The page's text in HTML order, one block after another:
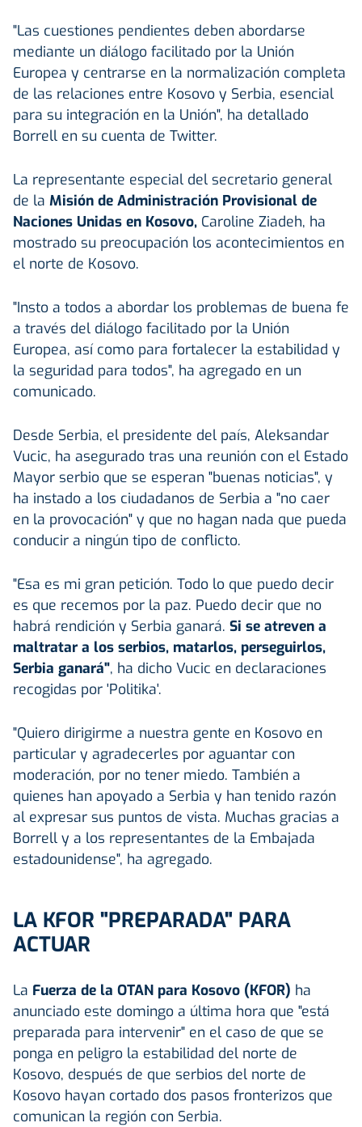
"Las cuestiones pendientes deben abordarse
mediante un diálogo facilitado por la Unión
Europea y centrarse en la normalización completa
de las relaciones entre Kosovo y Serbia, esencial
para su integración en la Unión", ha detallado
Borrell en su cuenta de Twitter.
La representante especial del secretario general
de la Misión de Administración Provisional de
Naciones Unidas en Kosovo, Caroline Ziadeh, ha
mostrado su preocupación los acontecimientos en
el norte de Kosovo.
"Insto a todos a abordar los problemas de buena fe
a través del diálogo facilitado por la Unión
Europea, así como para fortalecer la estabilidad y
la seguridad para todos", ha agregado en un
comunicado.
Desde Serbia, el presidente del país, Aleksandar
Vucic, ha asegurado tras una reunión con el Estado
Mayor serbio que se esperan "buenas noticias", y
ha instado a los ciudadanos de Serbia a "no caer
en la provocación" y que no hagan nada que pueda
conducir a ningún tipo de conflicto.
"Esa es mi gran petición. Todo lo que puedo decir
es que recemos por la paz. Puedo decir que no
habrá rendición y Serbia ganará. Si se atreven a
maltratar a los serbios, matarlos, perseguirlos,
Serbia ganará", ha dicho Vucic en declaraciones
recogidas por 'Politika'.
"Quiero dirigirme a nuestra gente en Kosovo en
particular y agradecerles por aguantar con
moderación, por no tener miedo. También a
quienes han apoyado a Serbia y han tenido razón
al expresar sus puntos de vista. Muchas gracias a
Borrell y a los representantes de la Embajada
estadounidense", ha agregado.
LA KFOR "PREPARADA" PARA
ACTUAR
La Fuerza de la OTAN para Kosovo (KFOR) ha
anunciado este domingo a última hora que "está
preparada para intervenir" en el caso de que se
ponga en peligro la estabilidad del norte de
Kosovo, después de que serbios del norte de
Kosovo hayan cortado dos pasos fronterizos que
comunican la región con Serbia.